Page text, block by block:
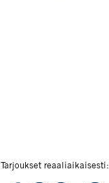
Tarjoukset reaaliaikaisesti: